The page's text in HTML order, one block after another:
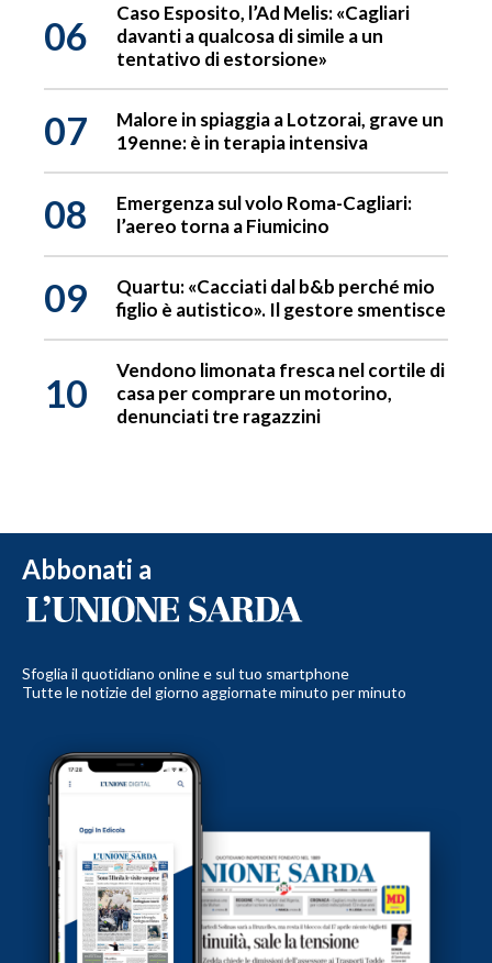
06
Caso Esposito, l’Ad Melis: «Cagliari
davanti a qualcosa di simile a un
tentativo di estorsione»
07
Malore in spiaggia a Lotzorai, grave un
19enne: è in terapia intensiva
08
Emergenza sul volo Roma-Cagliari:
l’aereo torna a Fiumicino
09
Quartu: «Cacciati dal b&b perché mio
figlio è autistico». Il gestore smentisce
10
Vendono limonata fresca nel cortile di
casa per comprare un motorino,
denunciati tre ragazzini
Abbonati a
Sfoglia il quotidiano online e sul tuo smartphone
Tutte le notizie del giorno aggiornate minuto per minuto